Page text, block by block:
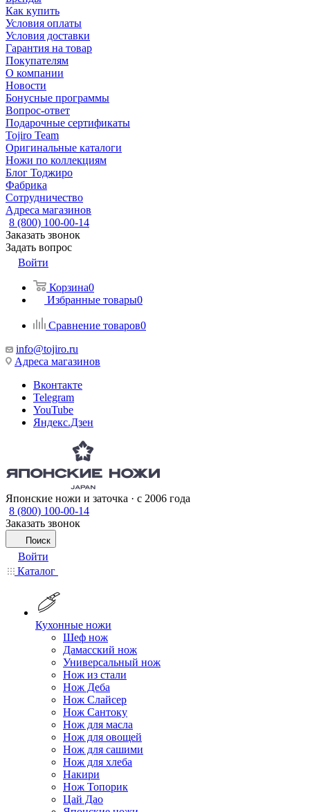
Как купить
Условия оплаты
Условия доставки
Гарантия на товар
Покупателям
О компании
Новости
Бонусные программы
Вопрос-ответ
Подарочные сертификаты
Tojiro Team
Оригинальные каталоги
Ножи по коллекциям
Блог Тоджиро
Фабрика
Сотрудничество
Адреса магазинов
8 (800) 100-00-14
Заказать звонок
Задать вопрос
Войти
Корзина0
Избранные товары0
Сравнение товаров0
info@tojiro.ru
Адреса магазинов
Вконтакте
Telegram
YouTube
Яндекс.Дзен
Японские ножи и заточка · с 2006 года
8 (800) 100-00-14
Заказать звонок
Поиск
Войти
Каталог
Кухонные ножи
Шеф нож
Дамасский нож
Универсальный нож
Нож из стали
Нож Деба
Нож Слайсер
Нож Сантоку
Нож для масла
Нож для овощей
Нож для сашими
Нож для хлеба
Накири
Нож Топорик
Цай Дао